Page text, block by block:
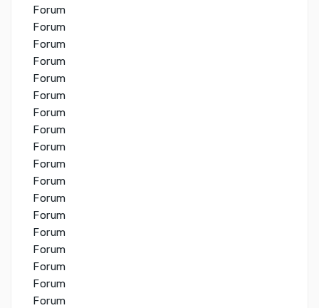
Forum
Forum
Forum
Forum
Forum
Forum
Forum
Forum
Forum
Forum
Forum
Forum
Forum
Forum
Forum
Forum
Forum
Forum